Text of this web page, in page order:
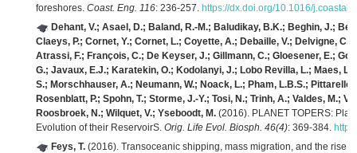
foreshores. Coast. Eng. 116: 236-257. https://dx.doi.org/10.1016/
Dehant, V.; Asael, D.; Baland, R.-M.; Baludikay, B.K.; Beghin, J.;
Claeys, P.; Cornet, Y.; Cornet, L.; Coyette, A.; Debaille, V.; Delvigne,
Atrassi, F.; François, C.; De Keyser, J.; Gillmann, C.; Gloesener, E.;
G.; Javaux, E.J.; Karatekin, O.; Kodolanyi, J.; Lobo Revilla, L.; Maes,
S.; Morschhauser, A.; Neumann, W.; Noack, L.; Pham, L.B.S.;
Rosenblatt, P.; Spohn, T.; Storme, J.-Y.; Tosi, N.; Trinh, A.; Valdes, M.;
Roosbroek, N.; Wilquet, V.; Yseboodt, M. (2016). PLANET TOPERS:
Evolution of their ReservoirS. Orig. Life Evol. Biosph. 46(4): 369-384.
Feys, T. (2016). Transoceanic shipping, mass migration, and the rise